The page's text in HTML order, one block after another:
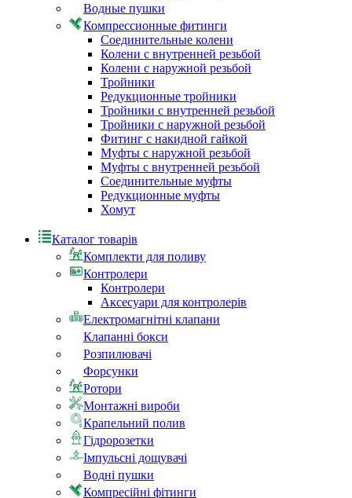
Водные пушки
Компрессионные фитинги
Соединительные колени
Колени с внутренней резьбой
Колени с наружной резьбой
Тройники
Редукционные тройники
Тройники с внутренней резьбой
Тройники с наружной резьбой
Фитинг с накидной гайкой
Муфты с наружной резьбой
Муфты с внутренней резьбой
Соединительные муфты
Редукционные муфты
Хомут
Каталог товарів
Комплекти для поливу
Контролери
Контролери
Аксесуари для контролерів
Електромагнітні клапани
Клапанні бокси
Розпилювачі
Форсунки
Ротори
Монтажні вироби
Крапельний полив
Гідророзетки
Імпульсні дощувачі
Водні пушки
Компресійні фітинги